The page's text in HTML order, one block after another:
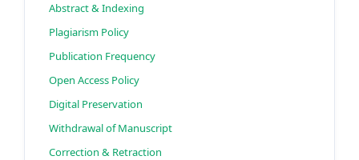
Abstract & Indexing
Plagiarism Policy
Publication Frequency
Open Access Policy
Digital Preservation
Withdrawal of Manuscript
Correction & Retraction